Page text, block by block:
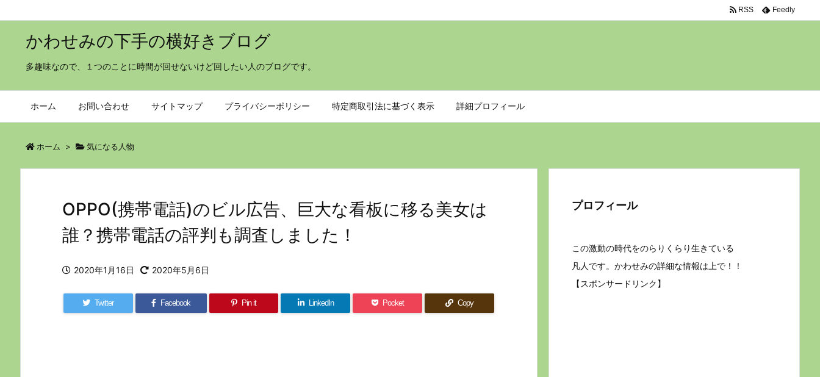
かわせみの下手の横好きブログ
多趣味なので、１つのことに時間が回せないけど回したい人のブログです。
ホーム お問い合わせ サイトマップ プライバシーポリシー 特定商取引法に基づく表示 詳細プロフィール
RSS Feedly
ホーム > 気になる人物
OPPO(携帯電話)のビル広告、巨大な看板に移る美女は
誰？携帯電話の評判も調査しました！
2020年1月16日 2020年5月6日
Twitter Facebook Pin it LinkedIn Pocket Copy
プロフィール
この激動の時代をのらりくらり生きている
凡人です。かわせみの詳細な情報は上で！！
【スポンサードリンク】